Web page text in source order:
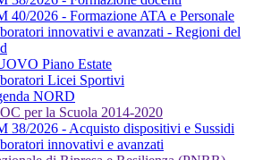
40/2026 - Formazione ATA e Personale
innovativi e avanzati - Regioni del
Piano Estate
Licei Sportivi
NORD
per la Scuola 2014-2020
38/2026 - Acquisto dispositivi e Sussidi
innovativi e avanzati